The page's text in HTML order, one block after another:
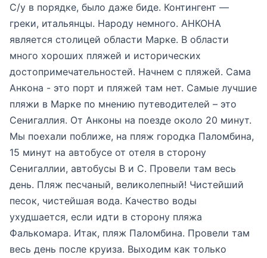
С/у в порядке, было даже биде. Контингент —
греки, итальянцы. Народу немного. АНКОНА
является столицей области Марке. В области
много хороших пляжей и исторических
достопримечательностей. Начнем с пляжей. Сама
Анкона - это порт и пляжей там нет. Самые лучшие
пляжи в Марке по мнению путеводителей – это
Сенигаллия. От Анконы на поезде около 20 минут.
Мы поехали поближе, на пляж городка Паломбина,
15 минут на автобусе от отеля в сторону
Сенигаллии, автобусы В и С. Провели там весь
день. Пляж песчаный, великолепный! Чистейший
песок, чистейшая вода. Качество воды
ухудшается, если идти в сторону пляжа
Фалькомара. Итак, пляж Паломбина. Провели там
весь день после круиза. Выходим как только